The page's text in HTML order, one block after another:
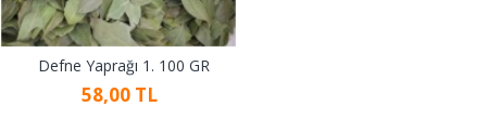
Defne Yaprağı 1. 100 GR
58,00 TL